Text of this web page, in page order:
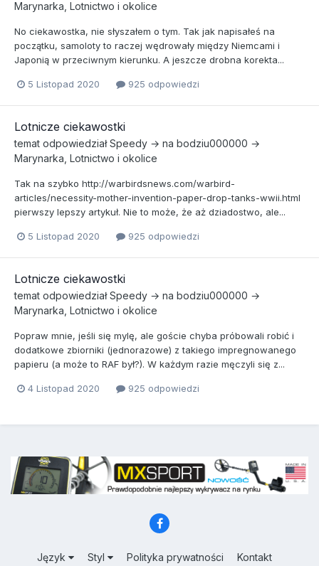
Marynarka, Lotnictwo i okolice
No ciekawostka, nie słyszałem o tym. Tak jak napisałeś na
początku, samoloty to raczej wędrowały między Niemcami i
Japonią w przeciwnym kierunku. A jeszcze drobna korekta...
5 Listopad 2020 925 odpowiedzi
Lotnicze ciekawostki
temat odpowiedziałSpeedy → na bodziu000000 →
Marynarka, Lotnictwo i okolice
Tak na szybko http://warbirdsnews.com/warbird-
articles/necessity-mother-invention-paper-drop-tanks-wwii.html
pierwszy lepszy artykuł. Nie to może, że aż dziadostwo, ale...
5 Listopad 2020 925 odpowiedzi
Lotnicze ciekawostki
temat odpowiedziałSpeedy → na bodziu000000 →
Marynarka, Lotnictwo i okolice
Popraw mnie, jeśli się mylę, ale goście chyba próbowali robić i
dodatkowe zbiorniki (jednorazowe) z takiego impregnowanego
papieru (a może to RAF był?). W każdym razie męczyli się z...
4 Listopad 2020 925 odpowiedzi
Język Styl Polityka prywatności
Kontakt